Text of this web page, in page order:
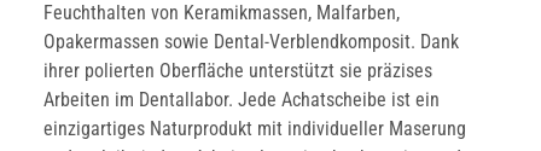
Feuchthalten von Keramikmassen, Malfarben,
Opakermassen sowie Dental-Verblendkomposit. Dank
ihrer polierten Oberfläche unterstützt sie präzises
Arbeiten im Dentallabor. Jede Achatscheibe ist ein
einzigartiges Naturprodukt mit individueller Maserung